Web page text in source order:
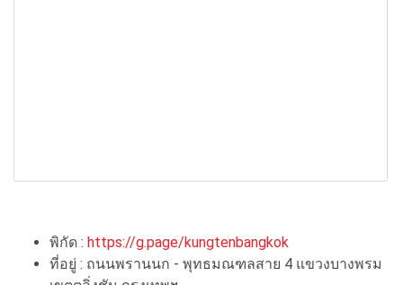
พิกัด : https://g.page/kungtenbangkok
ที่อยู่ : ถนนพรานนก - พุทธมณฑลสาย 4 แขวงบางพรม